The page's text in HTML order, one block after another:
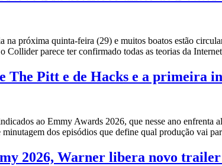
próxima quinta-feira (29) e muitos boatos estão
Collider parece ter confirmado todas as teorias da
The Pitt e de Hacks e a primeira
ao Emmy Awards 2026, que nesse ano enfrenta
dos episódios que define qual produção vai
2026, Warner libera novo